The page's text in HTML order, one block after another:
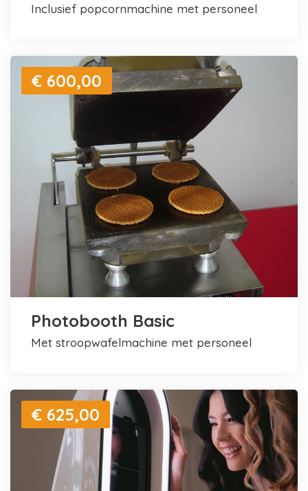
inclusief popcornmachine met personeel
€ 600,00
Photobooth Basic
met stroopwafelmachine met personeel
€ 625,00